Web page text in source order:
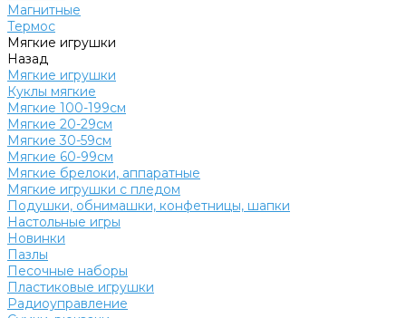
Магнитные
Термос
Мягкие игрушки
Назад
Мягкие игрушки
Куклы мягкие
Мягкие 100-199см
Мягкие 20-29см
Мягкие 30-59см
Мягкие 60-99см
Мягкие брелоки, аппаратные
Мягкие игрушки с пледом
Подушки, обнимашки, конфетницы, шапки
Настольные игры
Новинки
Пазлы
Песочные наборы
Пластиковые игрушки
Радиоуправление